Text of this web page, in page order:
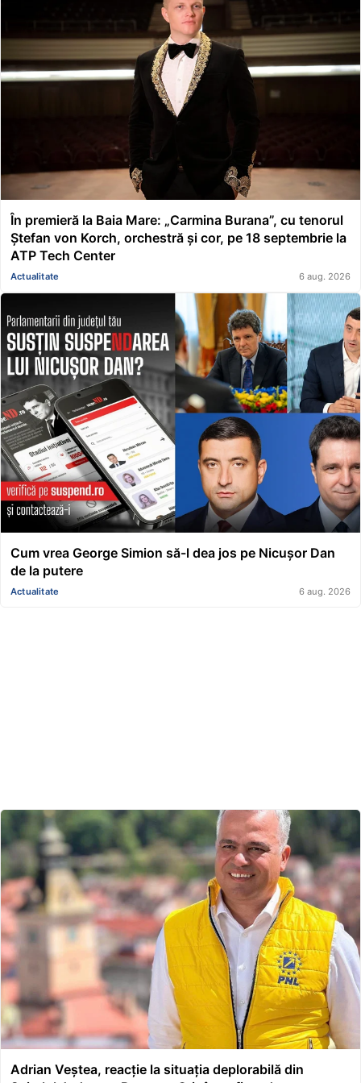
În premieră la Baia Mare: „Carmina Burana”, cu tenorul
Ștefan von Korch, orchestră și cor, pe 18 septembrie la
ATP Tech Center
Actualitate 6 aug. 2026
Cum vrea George Simion să-l dea jos pe Nicușor Dan
de la putere
Actualitate 6 aug. 2026
Adrian Veștea, reacție la situația deplorabilă din